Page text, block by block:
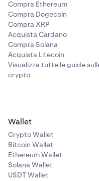
Compra Ethereum
Compra Dogecoin
Compra XRP
Acquista Cardano
Compra Solana
Acquista Litecoin
Visualizza tutte le guide
crypto
Wallet
Crypto Wallet
Bitcoin Wallet
Ethereum Wallet
Solana Wallet
USDT Wallet